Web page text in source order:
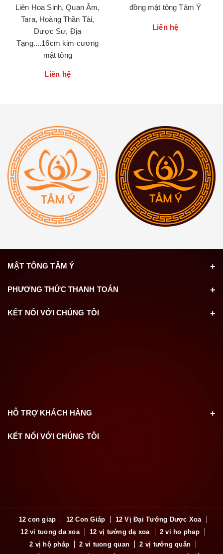
Liên Hoa Sinh, Quan Âm,
Tara, Hoàng Thần Tài,
Dược Sư, Địa
Tạng....16cm kim cương
mật tông
Liên hệ
đồng mật tông Tâm Ý
Liên hệ
MẬT TÔNG TÂM Ý
PHƯƠNG THỨC THANH TOÁN
KẾT NỐI VỚI CHÚNG TÔI
HỖ TRỢ KHÁCH HÀNG
KẾT NỐI VỚI CHÚNG TÔI
12 con giap 12 Con Giáp
12 Vị Đại Tướng Dược Xoa
12 vi tuong da xoa
12 vị tướng dạ xoa
2 vi ho phap
2 vị hộ pháp
2 vi tuong quan
2 vị tướng quân